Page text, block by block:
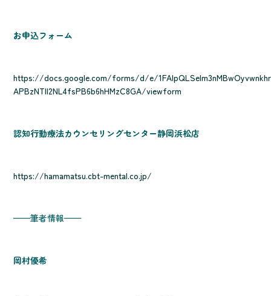
お申込フォーム
https://docs.google.com/forms/d/e/
APBzNTll2NL4fsPB6b6hHMzC8GA/viewform
認知行動療法カウンセリングセンター静岡浜松店
https://hamamatsu.cbt-mental.co.jp/
——筆者情報——
岡村優希